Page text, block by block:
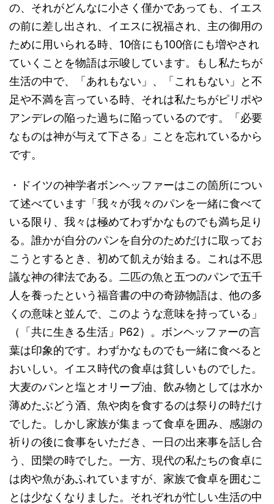
の、それがどんなに小さく僅かであっても、イエス
の前に差し出され、イエスに祝福され、主の御用の
ために用いられる時、10倍にも100倍にも増やされ
ていくことを物語は示唆しています。もし私たちが
生活の中で、「あれもない」、「これもない」と不
足や不満を言っている時、それは私たちがピリポや
アンデレの陥った過ちに陥っているのです。「必要
なものは神が与えて下さる」ことを忘れているから
です。
・ドイツの神学者ボンヘッファーはこの箇所につい
て述べています「我々が我々のパンを一緒に食べて
いる限り、我々は極めてわずかなものでも満ち足り
る。誰かが自分のパンを自分のためだけに取ってお
こうとするとき、初めて飢えが始まる。これは不思
議な神の律法である。二匹の魚と五つのパンで五千
人を養ったという福音書の中の奇跡物語は、他の多
くの意味と並んで、このような意味を持っている」
（「共に生きる生活」P62）。ボンヘッファーの言
葉は印象的です。わずかなものでも一緒に食べると
おいしい。イエス時代の食卓は貧しいものでした。
大麦のパンと塩とオリーブ油、飲み物としては水か
薄めたぶどう酒、魚や肉を食するのは祭りの時だけ
でした。しかし家族が集まって食卓を囲み、感謝の
祈りの後に食事をいただき、一日の出来事を話し合
う、団欒の時でした。一方、現代の私たちの食卓に
は肉や魚があふれていますが、家族で食卓を囲むこ
とは少なくなりました。それぞれが忙しい生活の中